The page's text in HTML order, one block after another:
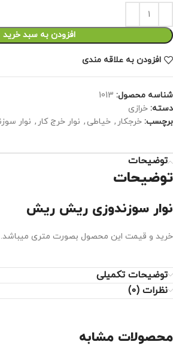
افزودن به سبد خرید
افزودن به علاقه مندی
شناسه محصول: 1013
دسته: خرازی
برچسب: خرجکار , خیاطی , نوار خرج کار , نوار
توضیحات
توضیحات
نوار سوزندوزی ریش ریش
خرید و قیمت این محصول بصورت متری میباشد.
توضیحات تکمیلی
نظرات (0)
محصولات مشابه